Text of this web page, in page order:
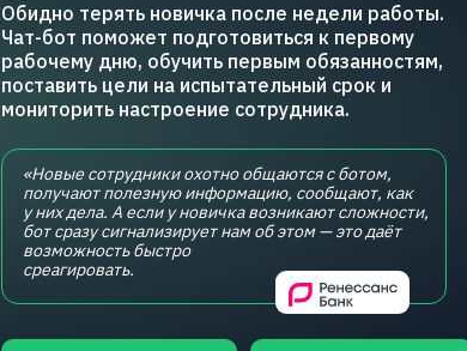
«Новые сотрудники охотно общаются с ботом,
получают полезную информацию, сообщают, как
у них дела. А если у новичка возникают сложности,
бот сразу сигнализирует нам об этом — это даёт
возможность быстро
среагировать.
Обидно терять новичка после недели работы.
Чат-бот поможет подготовиться к первому
рабочему дню, обучить первым обязанностям,
поставить цели на испытательный срок и
мониторить настроение сотрудника.